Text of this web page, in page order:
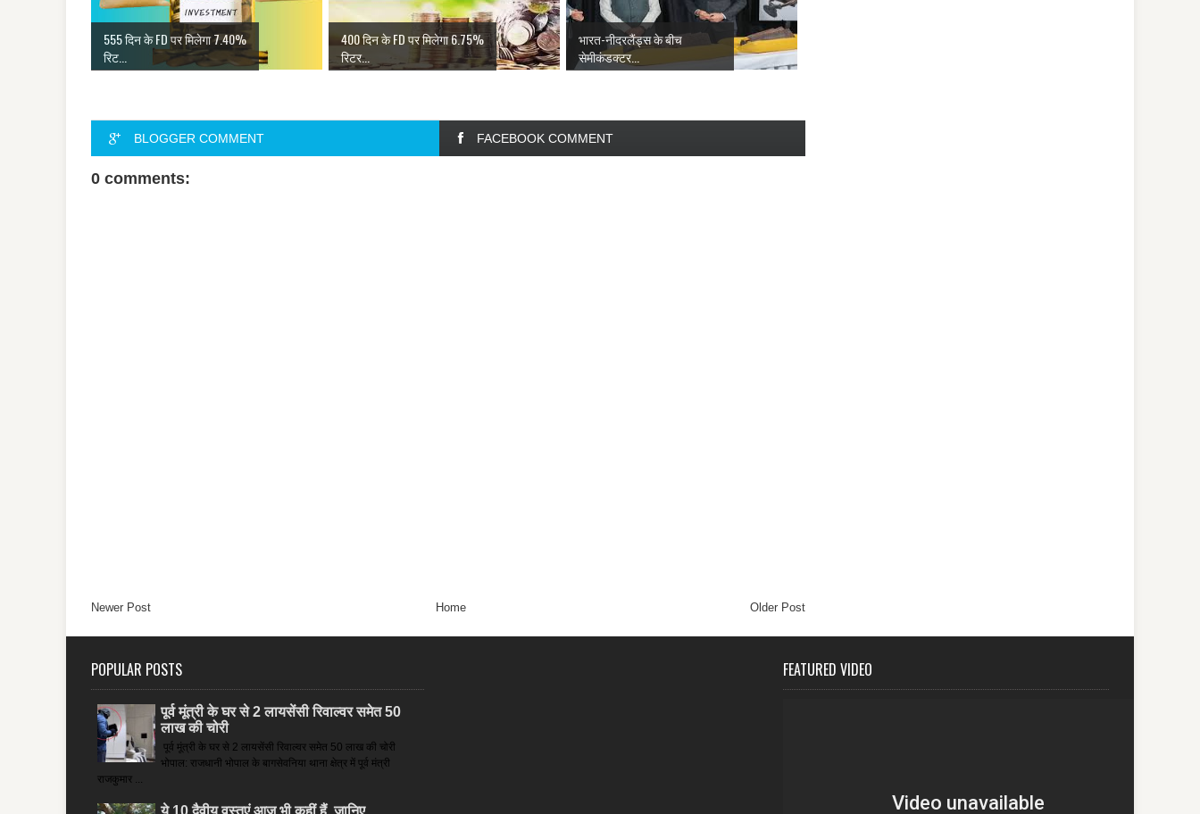
555 दिन के FD पर मिलेगा 7.40%
रिट...
400 दिन के FD पर मिलेगा 6.75%
रिटर...
भारत-नीदरलैंड्स के बीच
सेमीकंडक्टर...
BLOGGER COMMENT FACEBOOK COMMENT
0 comments:
Newer Post Older Post
Home
POPULAR POSTS
पूर्व मूंत्री के घर से 2 लायसेंसी रिवाल्वर समेत 50
लाख की चोरी
पूर्व मूंत्री के घर से 2 लायसेंसी रिवाल्वर समेत 50 लाख की चोरी
भोपाल: राजधानी भोपाल के बागसेवनिया थाना क्षेत्र में पूर्व मंत्री
राजकुमार ...
FEATURED VIDEO